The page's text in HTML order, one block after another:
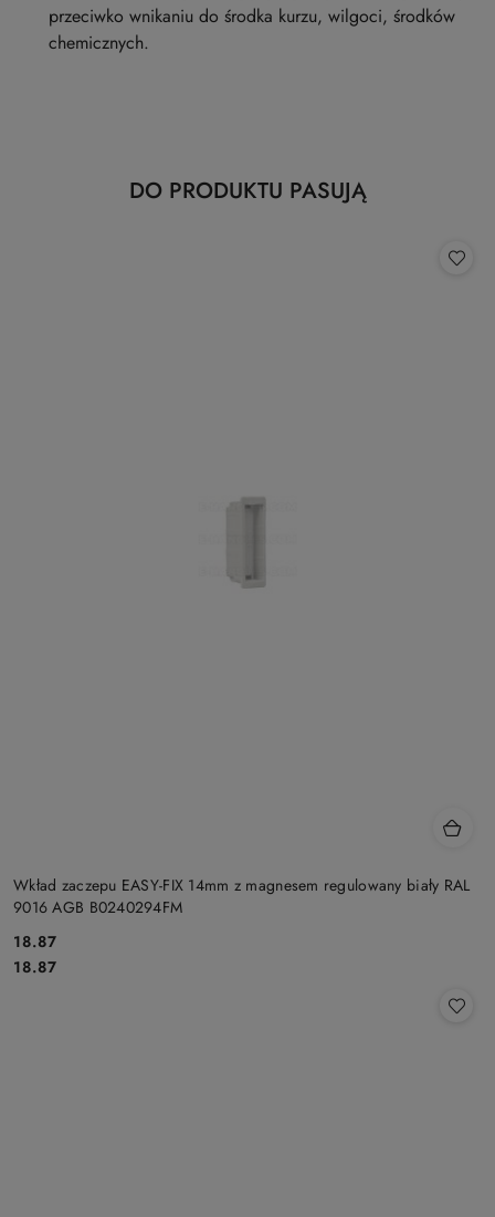
przeciwko wnikaniu do środka kurzu, wilgoci, środków
chemicznych.
Pomiń karuzelę produktów
Produkty
DO PRODUKTU PASUJĄ
Wkład zaczepu EASY-FIX 14mm z magnesem regulowany biały RAL
9016 AGB B0240294FM
Cena:
18.87
Cena:
18.87